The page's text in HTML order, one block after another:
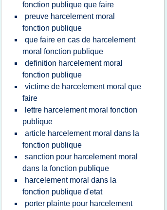
fonction publique que faire
preuve harcelement moral
fonction publique
que faire en cas de harcelement
moral fonction publique
definition harcelement moral
fonction publique
victime de harcelement moral que
faire
lettre harcelement moral fonction
publique
article harcelement moral dans la
fonction publique
sanction pour harcelement moral
dans la fonction publique
harcelement moral dans la
fonction publique d'etat
porter plainte pour harcelement